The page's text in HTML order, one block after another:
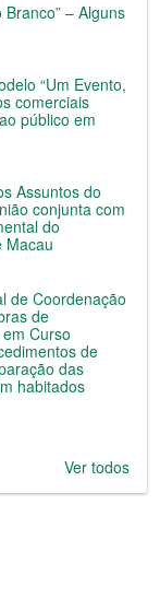
– Alguns
“Um Evento,
comerciais
público em
Assuntos do
conjunta com
do
Macau
de Coordenação
de
Curso
de
das
habitados
Ver todos